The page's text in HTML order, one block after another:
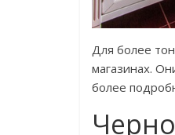
Для более
магазинах.
более